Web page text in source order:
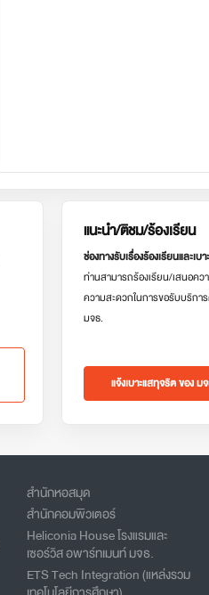
แนะนำ/ติชม/ร้องเรียน
ช่องทางรับเรื่องร้องเรียนและเบ
ท่านสามารถร้องเรียน/เสนอค
ความสะดวกในการขอรับบริกา
มจธ.
แจ้งเบาะแสทุจริต ของ ม
สำนักหอสมุด
สำนักคอมพิวเตอร์
Heliconia House โรงแรมและ
เซอร์วิส อพาร์ทเมนท์ มจธ.
ETS Tech Integration (แหล่งรวม